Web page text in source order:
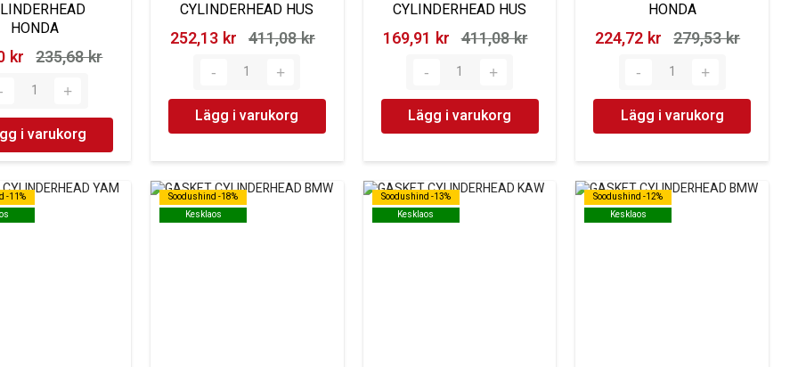
HONDA
kr‎ 235,68 kr‎
i varukorg
CYLINDERHEAD HUS
252,13 kr‎ 411,08 kr‎
Lägg i varukorg
CYLINDERHEAD HUS
169,91 kr‎ 411,08 kr‎
Lägg i varukorg
HONDA
224,72 kr‎ 279,53 kr‎
Lägg i varukorg
-11%
-11%
Soodushind -18%
Kesklaos
Soodushind -18%
Kesklaos
Soodushind -13%
Kesklaos
Soodushind -13%
Kesklaos
Soodushind -12%
Kesklaos
Soodushind -12%
Kesklaos